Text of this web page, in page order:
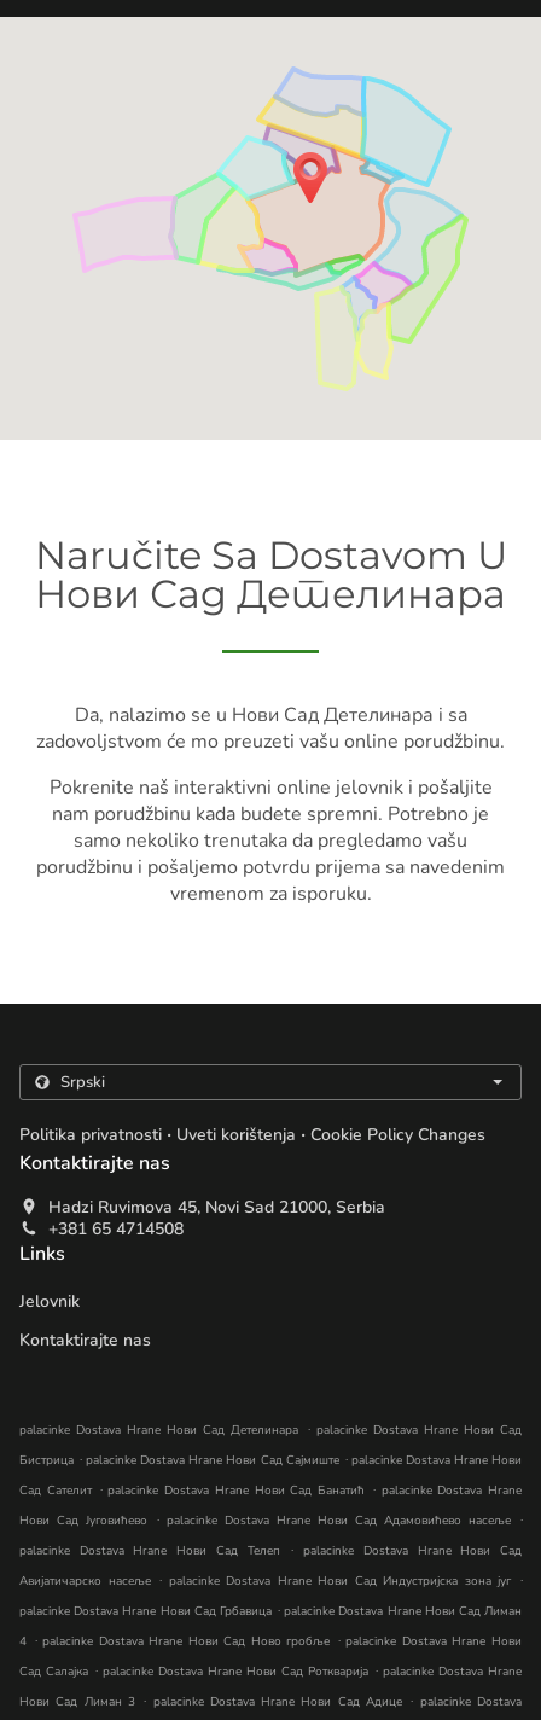
Naručite Sa Dostavom U
Нови Сад Детелинара
Da, nalazimo se u Нови Сад Детелинара i sa
zadovoljstvom će mo preuzeti vašu online porudžbinu.
Pokrenite naš interaktivni online jelovnik i pošaljite
nam porudžbinu kada budete spremni. Potrebno je
samo nekoliko trenutaka da pregledamo vašu
porudžbinu i pošaljemo potvrdu prijema sa navedenim
vremenom za isporuku.
Politika privatnosti . Uveti korištenja . Cookie Policy Changes
Kontaktirajte nas
Hadzi Ruvimova 45, Novi Sad 21000, Serbia
+381 65 4714508
Links
Jelovnik
Kontaktirajte nas
palacinke Dostava Hrane Нови Сад Детелинара . palacinke Dostava Hrane Нови Сад
Бистрица . palacinke Dostava Hrane Нови Сад Сајмиште . palacinke Dostava Hrane Нови
Сад Сателит . palacinke Dostava Hrane Нови Сад Банатић . palacinke Dostava Hrane
Нови Сад Југовићево
. palacinke Dostava Hrane Нови Сад Адамовићево насеље .
palacinke Dostava Hrane Нови Сад Телеп
. palacinke Dostava Hrane Нови Сад
Авијатичарско насеље . palacinke Dostava Hrane Нови Сад Индустријска зона југ .
palacinke Dostava Hrane Нови Сад Грбавица . palacinke Dostava Hrane Нови Сад Лиман
4 . palacinke Dostava Hrane Нови Сад Ново гробље . palacinke Dostava Hrane Нови
Сад Салајка . palacinke Dostava Hrane Нови Сад Роткварија . palacinke Dostava Hrane
Нови Сад Лиман 3 . palacinke Dostava Hrane Нови Сад Адице . palacinke Dostava